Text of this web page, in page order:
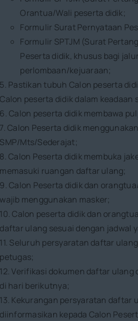
Orantua/Wali peserta didik;
Formulir Surat Pernyataan
Formulir SPTJM (Surat
Peserta didik, khusus bagi
perlombaan/kejuaraan;
5. Pastikan tubuh Calon peserta
Calon peserta didik dalam keadaan
6. Calon peserta didik membawa
7. Calon Peserta didik
SMP/Mts/Sederajat;
8. Calon Peserta didik membuka
memasuki ruangan daftar ulang;
9. Calon Peserta didik dan
wajib menggunakan masker;
10. Calon peserta didik dan
daftar ulang sesuai dengan jadwal
11. Seluruh persyaratan daftar
petugas;
12. Verifikasi dokumen daftar
di hari berikutnya;
13. Kekurangan persyaratan daftar
diinformasikan kepada Calon